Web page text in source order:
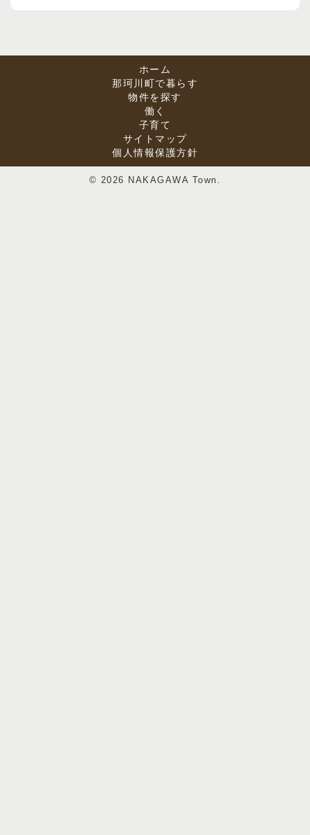
ホーム
那珂川町で暮らす
物件を探す
働く
子育て
サイトマップ
個人情報保護方針
© 2026 NAKAGAWA Town.